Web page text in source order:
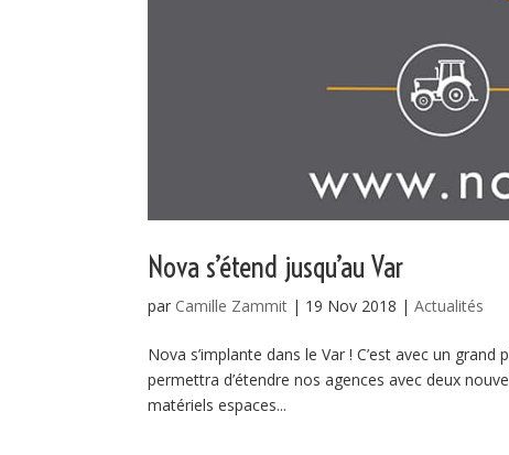
Nova s’étend jusqu’au Var
par Camille Zammit | 19 Nov 2018 |Actualités
Nova s’implante dans le Var ! C’est avec un
permettra d’étendre nos agences avec deux
matériels espaces...